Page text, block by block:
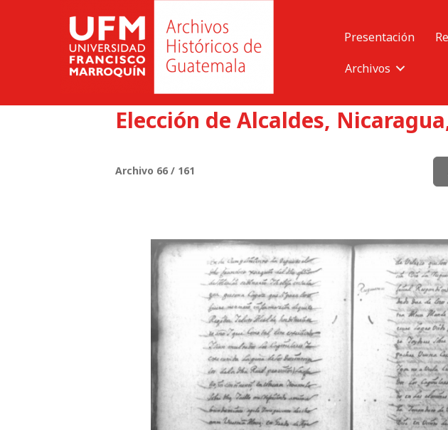
Presentación
Archivos
Elección de Alcaldes,
Archivo 66 / 161